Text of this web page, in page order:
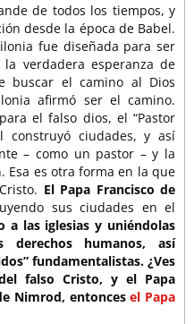
de todos los tiempos, y
desde la época de Babel.
fue diseñada para ser
verdadera esperanza de
buscar el camino al Dios
afirmó ser el camino.
el falso dios, el “Pastor
construyó ciudades, y así
– como un pastor – y la
Esa es otra forma en la que
El Papa Francisco de
sus ciudades en el
a las iglesias y uniéndolas
humanos, así
fundamentalistas. ¿Ves
falso Cristo, y el Papa
Nimrod, entoncesel Papa